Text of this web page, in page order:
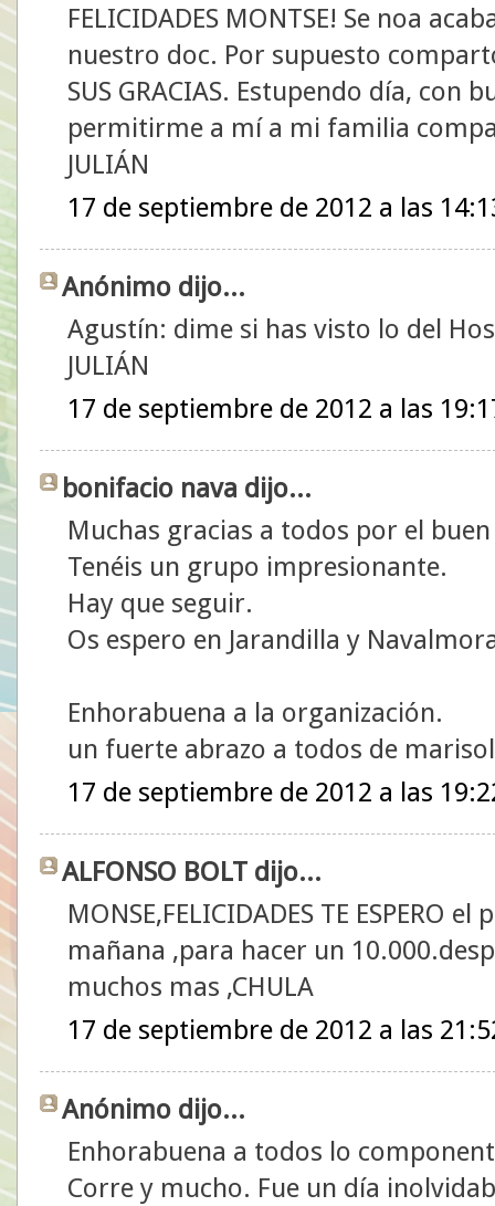
FELICIDADES MONTSE! Se noa
nuestro doc. Por supuesto
SUS GRACIAS. Estupendo día, con
permitirme a mí a mi familia
JULIÁN
17 de septiembre de 2012 a las
Anónimo dijo...
Agustín: dime si has visto lo del
JULIÁN
17 de septiembre de 2012 a las
bonifacio nava dijo...
Muchas gracias a todos por el
Tenéis un grupo impresionante.
Hay que seguir.
Os espero en Jarandilla y
Enhorabuena a la organización.
un fuerte abrazo a todos de
17 de septiembre de 2012 a las
ALFONSO BOLT dijo...
MONSE,FELICIDADES TE ESPERO
mañana ,para hacer un
muchos mas ,CHULA
17 de septiembre de 2012 a las
Anónimo dijo...
Enhorabuena a todos lo
Corre y mucho. Fue un día